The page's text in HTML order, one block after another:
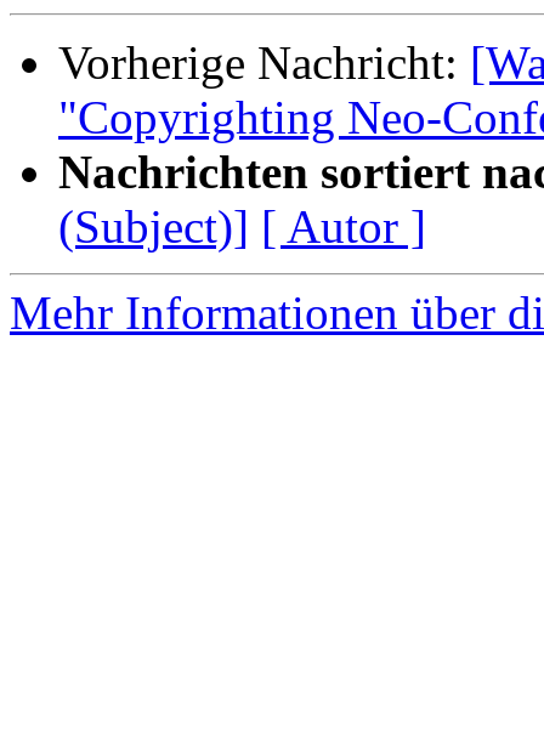
Vorherige Nachricht:
"Copyrighting Neo-
Nachrichten sortiert
(Subject)] [ Autor ]
Mehr Informationen über